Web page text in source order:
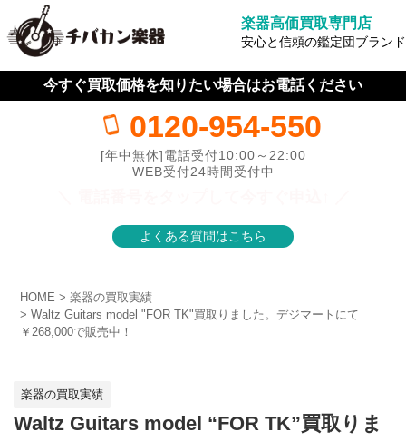
楽器高価買取専門店
安心と信頼の鑑定団ブランド
今すぐ買取価格を知りたい場合はお電話ください
0120-954-550
[年中無休]電話受付10:00～22:00
WEB受付24時間受付中
よくある質問はこちら
HOME
楽器の買取実績
Waltz Guitars model "FOR TK"買取りました。デジマートにて
￥268,000で販売中！
楽器の買取実績
Waltz Guitars model “FOR TK”買取りま